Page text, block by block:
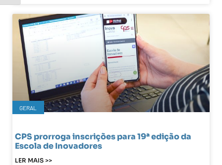
GERAL
CPS prorroga inscrições para 19ª edição da
Escola de Inovadores
LER MAIS >>